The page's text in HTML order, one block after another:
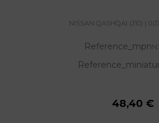
NISSAN QASHQAI (J10) | 0.07
Reference_mpn
48,40 €